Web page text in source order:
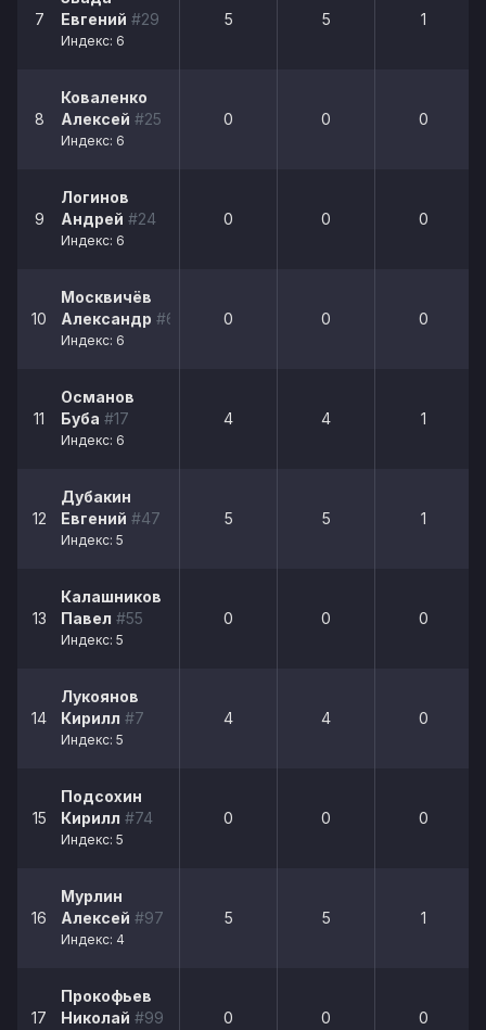
7
Евгений #29
Индекс: 6
5 5 1
8
Коваленко
Алексей #25
Индекс: 6
0 0 0
9
Логинов
Андрей #24
Индекс: 6
0 0 0
10
Москвичёв
Александр #66
Индекс: 6
0 0 0
11
Османов
Буба #17
Индекс: 6
4 4 1
12
Дубакин
Евгений #47
Индекс: 5
5 5 1
13
Калашников
Павел #55
Индекс: 5
0 0 0
14
Лукоянов
Кирилл #7
Индекс: 5
4 4 0
15
Подсохин
Кирилл #74
Индекс: 5
0 0 0
16
Мурлин
Алексей #97
Индекс: 4
5 5 1
17
Прокофьев
Николай #99 0 0 0